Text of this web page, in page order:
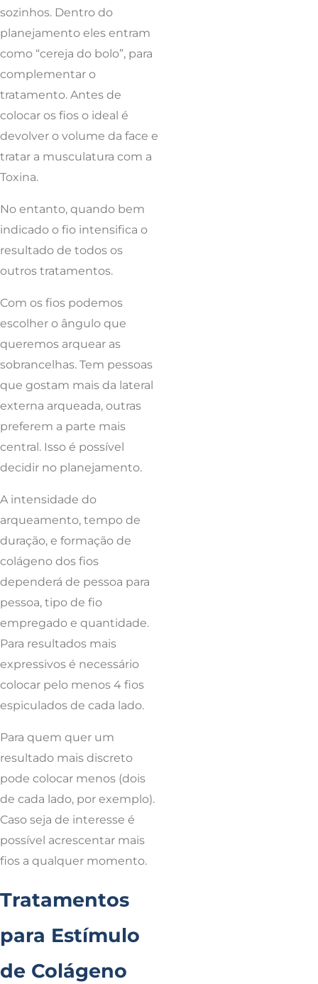
sozinhos. Dentro do
planejamento eles entram
como “cereja do bolo”, para
complementar o
tratamento. Antes de
colocar os fios o ideal é
devolver o volume da face e
tratar a musculatura com a
Toxina.
No entanto, quando bem
indicado o fio intensifica o
resultado de todos os
outros tratamentos.
Com os fios podemos
escolher o ângulo que
queremos arquear as
sobrancelhas. Tem pessoas
que gostam mais da lateral
externa arqueada, outras
preferem a parte mais
central. Isso é possível
decidir no planejamento.
A intensidade do
arqueamento, tempo de
duração, e formação de
colágeno dos fios
dependerá de pessoa para
pessoa, tipo de fio
empregado e quantidade.
Para resultados mais
expressivos é necessário
colocar pelo menos 4 fios
espiculados de cada lado.
Para quem quer um
resultado mais discreto
pode colocar menos (dois
de cada lado, por exemplo).
Caso seja de interesse é
possível acrescentar mais
fios a qualquer momento.
Tratamentos
para Estímulo
de Colágeno